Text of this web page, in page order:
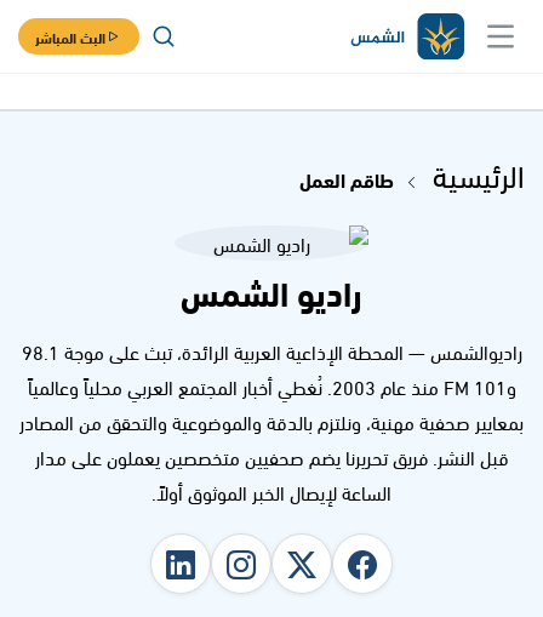
البث المباشر
الرئيسية طاقم العمل
راديو الشمس
راديوالشمس — المحطة الإذاعية العربية الرائدة، تبث على موجة 98.1
و101 FM منذ عام 2003. نُغطي أخبار المجتمع العربي محلياً وعالمياً
بمعايير صحفية مهنية، ونلتزم بالدقة والموضوعية والتحقق من المصادر
قبل النشر. فريق تحريرنا يضم صحفيين متخصصين يعملون على مدار
الساعة لإيصال الخبر الموثوق أولاً.